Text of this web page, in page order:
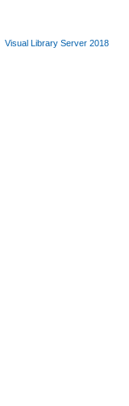
Visual Library Server 2018